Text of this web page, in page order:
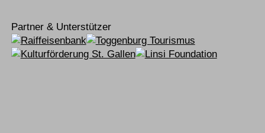
Partner & Unterstützer